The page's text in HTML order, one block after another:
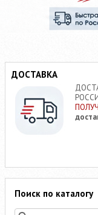
ДОСТАВКА
Поиск по каталогу